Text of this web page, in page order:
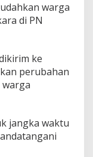
warga
di PN
ke
perubahan
jangka waktu